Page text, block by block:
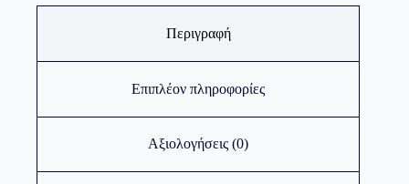
Περιγραφή
Επιπλέον πληροφορίες
Αξιολογήσεις (0)